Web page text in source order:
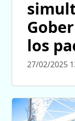
los
27/02/2025